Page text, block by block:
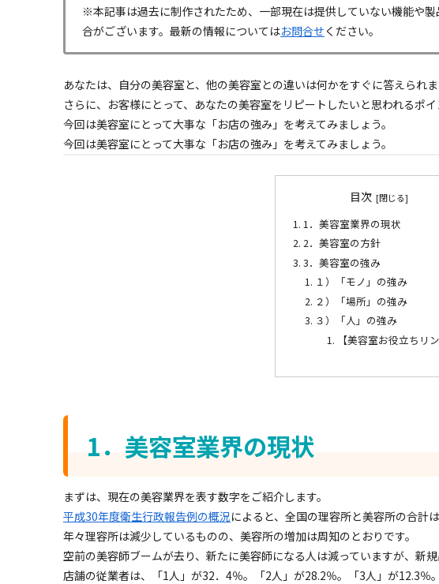
※本記事は過去に制作されたため、一部現在は提供していない機能や
合がございます。最新の情報についてはお問合せ ください。
あなたは、自分の美容室と、他の美容室との違いは何かをすぐに答えられ
さらに、お客様にとって、あなたの美容室をリピートしたいと思われるポ
今回は美容室にとって大事な「お店の強み」を考えてみましょう。
今回は美容室にとって大事な「お店の強み」を考えてみましょう。
目次
1．美容室業界の現状
2．美容室の方針
3．美容室の強み
１）「モノ」の強み
２）「場所」の強み
３）「人」の強み
【美容室お役立ちリン
1．美容室業界の現状
まずは、現在の美容業界を表す数字をご紹介します。
平成30年度衛生行政報告例の概況によると、全国の理容所と美容所の合計
年々理容所は減少しているものの、美容所の増加は周知のとおりです。
空前の美容師ブームが去り、新たに美容師になる人は減っていますが、新
店舗の従業者は、「1人」が32．4％。「2人」が28.2％。「3人」が12.3％